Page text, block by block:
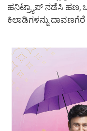
ಹನಿಟ್ರ್ಯಾಪ್ ನಡೆಸಿ ಹಣ,
ಕಿಲಾಡಿಗಳನ್ನು